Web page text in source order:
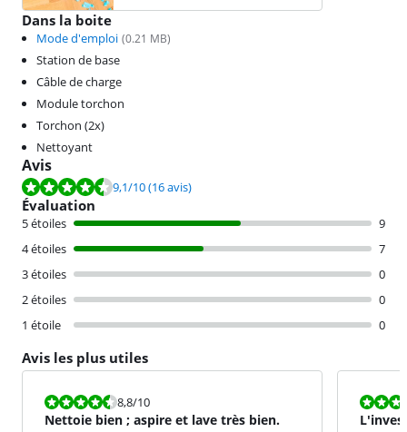
Dans la boite
Mode d'emploi (0.21 MB)
Station de base
Câble de charge
Module torchon
Torchon (2x)
Nettoyant
Avis
La note est de 9,1 sur 10, basée sur 16 avis.
9,1/10(16 avis)
Évaluation
5 étoiles
9
4 étoiles
7
3 étoiles
0
2 étoiles
0
1 étoile
0
Avis les plus utiles
La note est 8,8 sur 10.
8,8/10
Nettoie bien ; aspire et lave très bien.
La note est